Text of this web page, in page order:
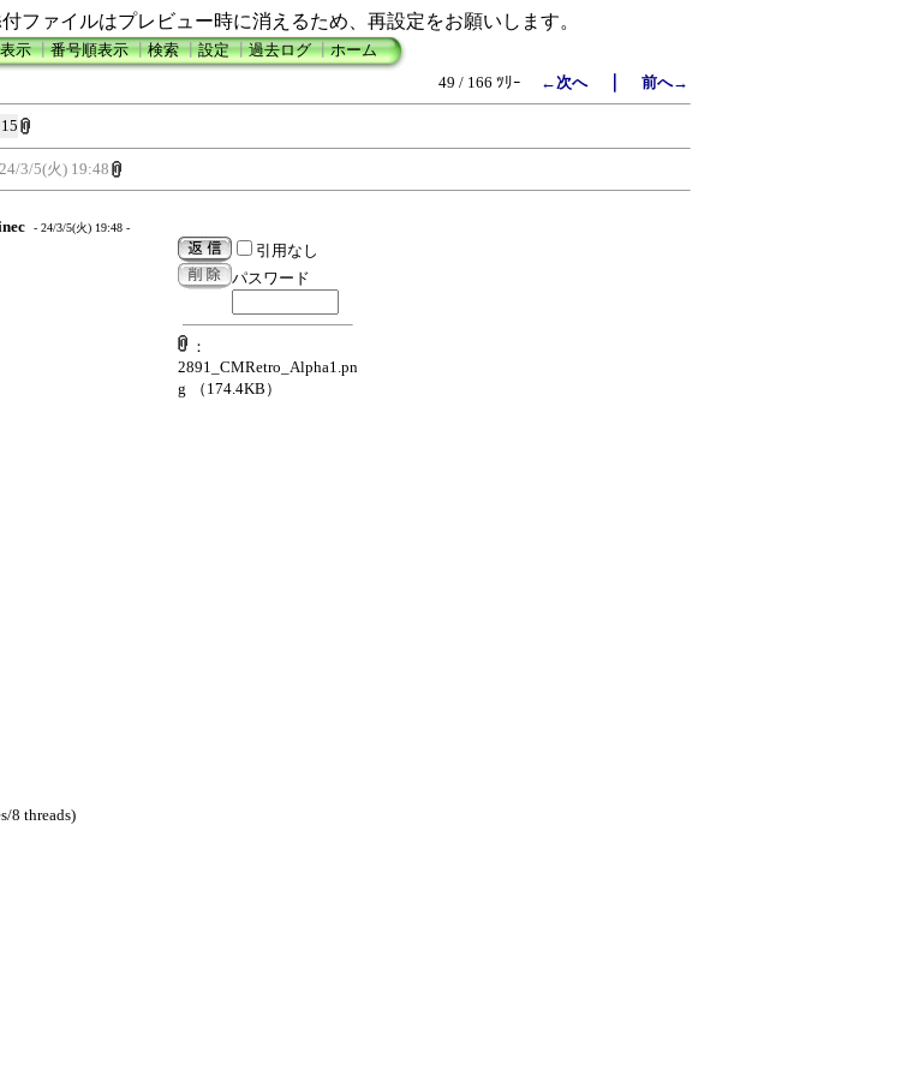
ファイルはプレビュー時に消えるため、再設定をお願いします。
示┃番号順表示┃検索┃設定┃過去ログ┃ホーム
49 / 166 ﾂﾘｰ
←次へ｜ 前へ→
24/3/5(火) 19:48
- 24/3/5(火) 19:48 -
8 threads)
引用なし
パスワード
：
2891_CMRetro_Alpha1.pn
g
（174.4KB）